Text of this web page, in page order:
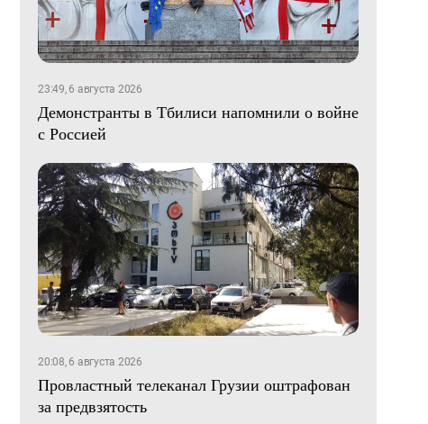
23:49, 6 августа 2026
Демонстранты в Тбилиси напомнили о войне
с Россией
20:08, 6 августа 2026
Провластный телеканал Грузии оштрафован
за предвзятость